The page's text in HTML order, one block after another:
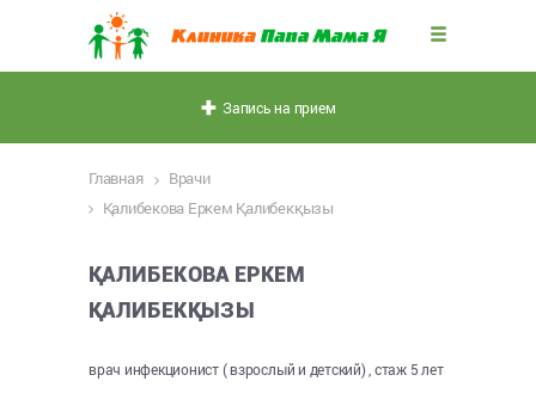
Запись на прием
Главная
Врачи
Қалибекова Еркем Қалибекқызы
ҚАЛИБЕКОВА ЕРКЕМ
ҚАЛИБЕКҚЫЗЫ
врач инфекционист ( взрослый и детский) , стаж 5 лет